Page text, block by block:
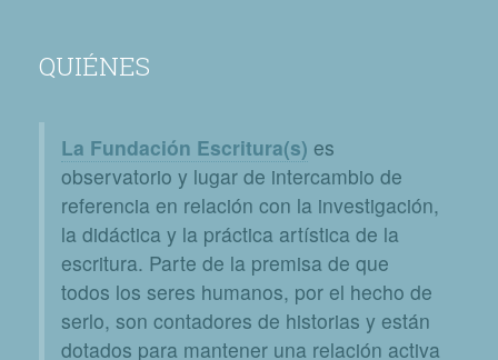
QUIÉNES
La Fundación Escritura(s) es
observatorio y lugar de intercambio de
referencia en relación con la investigación,
la didáctica y la práctica artística de la
escritura. Parte de la premisa de que
todos los seres humanos, por el hecho de
serlo, son contadores de historias y están
dotados para mantener una relación activa